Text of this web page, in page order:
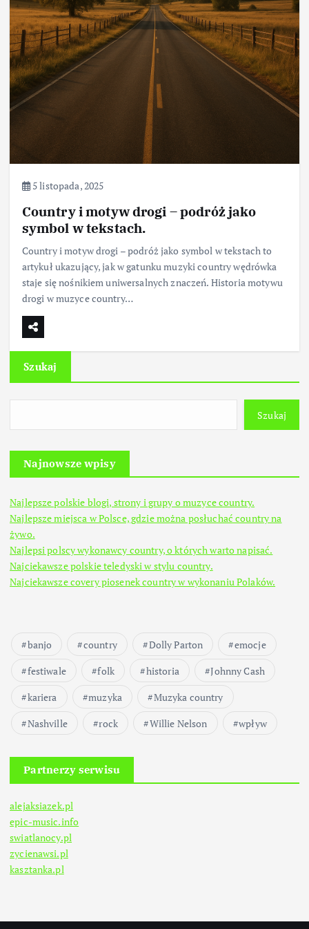
5 listopada, 2025
Country i motyw drogi – podróż jako
symbol w tekstach.
Country i motyw drogi – podróż jako symbol w tekstach to
artykuł ukazujący, jak w gatunku muzyki country wędrówka
staje się nośnikiem uniwersalnych znaczeń. Historia motywu
drogi w muzyce country…
Szukaj
Szukaj
Najnowsze wpisy
Najlepsze polskie blogi, strony i grupy o muzyce country.
Najlepsze miejsca w Polsce, gdzie można posłuchać country na
żywo.
Najlepsi polscy wykonawcy country, o których warto napisać.
Najciekawsze polskie teledyski w stylu country.
Najciekawsze covery piosenek country w wykonaniu Polaków.
banjo country Dolly Parton
emocje
festiwale
folk historia
Johnny Cash
kariera
muzyka
Muzyka country
Nashville
rock Willie Nelson wpływ
Partnerzy serwisu
alejaksiazek.pl
epic-music.info
swiatlanocy.pl
zycienawsi.pl
kasztanka.pl